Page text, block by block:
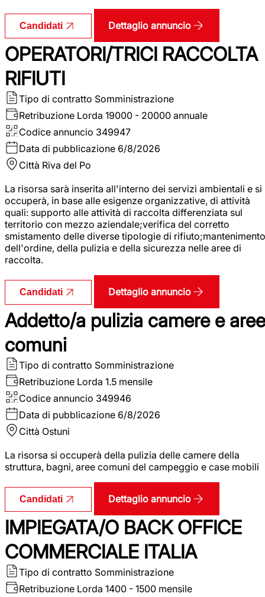
Candidati Dettaglio annuncio
OPERATORI/TRICI RACCOLTA
RIFIUTI
Tipo di contratto Somministrazione
Retribuzione Lorda 19000 - 20000 annuale
Codice annuncio 349947
Data di pubblicazione 6/8/2026
Città Riva del Po
La risorsa sarà inserita all'interno dei servizi ambientali e si
occuperà, in base alle esigenze organizzative, di attività
quali: supporto alle attività di raccolta differenziata sul
territorio con mezzo aziendale;verifica del corretto
smistamento delle diverse tipologie di rifiuto;mantenimento
dell'ordine, della pulizia e della sicurezza nelle aree di
raccolta.
Candidati Dettaglio annuncio
Addetto/a pulizia camere e aree
comuni
Tipo di contratto Somministrazione
Retribuzione Lorda 1.5 mensile
Codice annuncio 349946
Data di pubblicazione 6/8/2026
Città Ostuni
La risorsa si occuperà della pulizia delle camere della
struttura, bagni, aree comuni del campeggio e case mobili
Candidati Dettaglio annuncio
IMPIEGATA/O BACK OFFICE
COMMERCIALE ITALIA
Tipo di contratto Somministrazione
Retribuzione Lorda 1400 - 1500 mensile